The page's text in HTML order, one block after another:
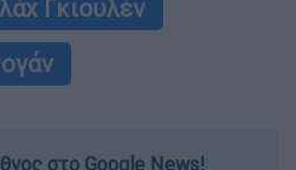
Γκιουλέν
στο Google News!